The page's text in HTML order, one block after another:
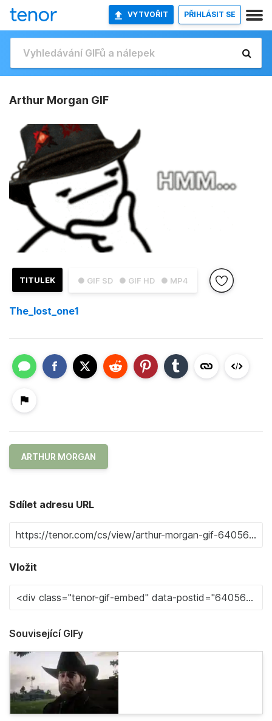
VYTVOŘIT PŘIHLÁSIT SE
Arthur Morgan GIF
● GIF SD ● GIF HD ● MP4
TITULEK
The_lost_one1
ARTHUR MORGAN
Sdílet adresu URL
Vložit
Související GIFy